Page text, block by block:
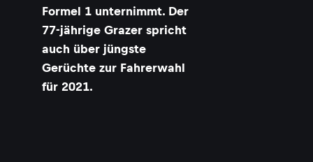
Formel 1 unternimmt. Der
77-jährige Grazer spricht
auch über jüngste
Gerüchte zur Fahrerwahl
für 2021.